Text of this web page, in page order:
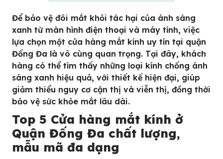
Để bảo vệ đôi mắt khỏi tác hại của ánh sáng
xanh từ màn hình điện thoại và máy tính, việc
lựa chọn một cửa hàng mắt kính uy tín tại quận
Đống Đa là vô cùng quan trọng. Tại đây, khách
hàng có thể tìm thấy những loại kính chống ánh
sáng xanh hiệu quả, với thiết kế hiện đại, giúp
giảm thiểu nguy cơ cận thị và viễn thị, đồng thời
bảo vệ sức khỏe mắt lâu dài.
Top 5 Cửa hàng mắt kính ở
Quận Đống Đa chất lượng,
mẫu mã đa dạng